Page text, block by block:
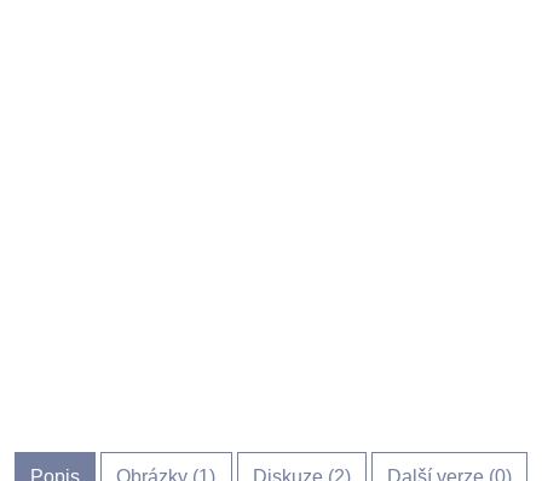
Popis Obrázky (1) Diskuze (2) Další verze (0)